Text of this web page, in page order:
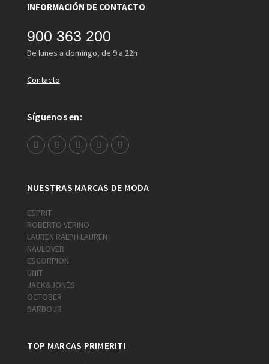
INFORMACIÓN DE CONTACTO
900 363 200
De lunes a domingo, de 9 a 22h
Contacto
Síguenos en:
NUESTRAS MARCAS DE MODA
ESPRIT
ROBERTO VERINO
LAUREN RALPH LAUREN
NAULOVER
ESCORPION
UNIT
JACK&JONES
OCTOBER
BARBOUR
TOP MARCAS PRIMERITI